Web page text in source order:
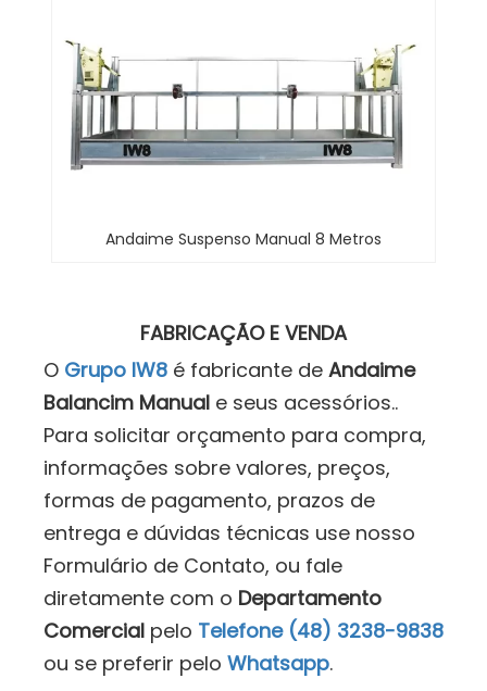
Andaime Suspenso Manual 8 Metros
FABRICAÇÃO E VENDA
O Grupo IW8 é fabricante de Andaime
Balancim Manual e seus acessórios..
Para solicitar orçamento para compra,
informações sobre valores, preços,
formas de pagamento, prazos de
entrega e dúvidas técnicas use nosso
Formulário de Contato, ou fale
diretamente com o Departamento
Comercial pelo Telefone (48) 3238-9838
ou se preferir pelo Whatsapp.